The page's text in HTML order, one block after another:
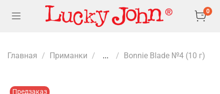
0
Главная Приманки ... Bonnie Blade №4 (10 г)
Предзаказ